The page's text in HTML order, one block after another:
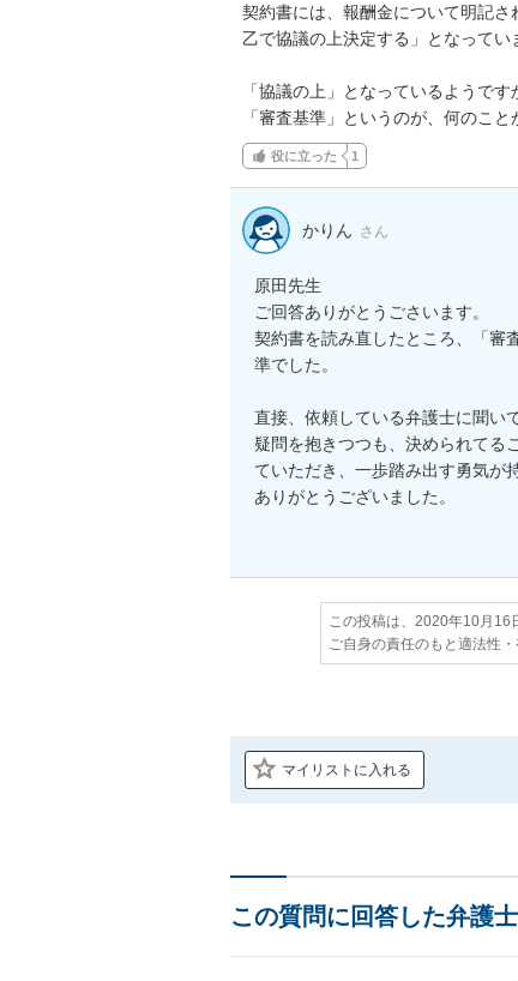
契約書には、報酬金について明記
乙で協議の上決定する」となってい
「協議の上」となっているようで
「審査基準」というのが、何のこ
役に立った 1
かりん さん
原田先生
ご回答ありがとうごさいます。
契約書を読み直したところ、「審
準でした。
直接、依頼している弁護士に聞い
疑問を抱きつつも、決められてる
ていただき、一歩踏み出す勇気が
ありがとうございました。
この投稿は、2020年10月16
ご自身の責任のもと適法性
マイリストに入れる
この質問に回答した弁護士